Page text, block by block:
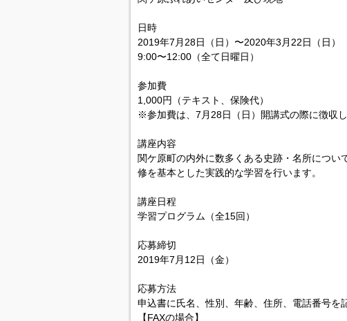
日時
2019年7月28日（日）〜2020年3月22日（日）
9:00〜12:00（全て日曜日）
参加費
1,000円（テキスト、保険代）
※参加費は、7月28日（日）開講式の際に徴収
講座内容
関ケ原町の内外に数多くある史跡・名所につ
修を基本とした実践的な学習を行います。
講座日程
学習プログラム（全15回）
応募締切
2019年7月12日（金）
応募方法
申込書に氏名、性別、年齢、住所、電話番号を
【FAXの場合】